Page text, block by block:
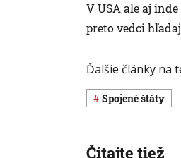
V USA ale aj
preto vedci
Ďalšie články na
Spojené štáty
Čítajte tiež